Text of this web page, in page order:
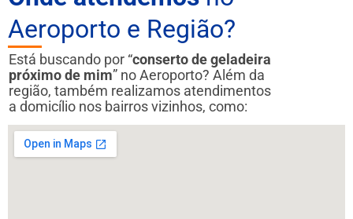
Aeroporto e Região?
Está buscando por “conserto de geladeira
próximo de mim” no Aeroporto? Além da
região, também realizamos atendimentos
a domicílio nos bairros vizinhos, como: